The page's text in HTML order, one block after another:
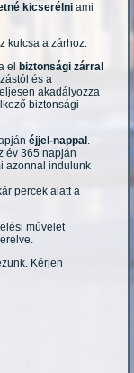
kicserélni ami
kulcsa a zárhoz.
el biztonsági zárral
és a
akadályozza
biztonsági
éjjel-nappal .
év 365 napján
azonnal indulunk
percek alatt a
művelet
Kérjen